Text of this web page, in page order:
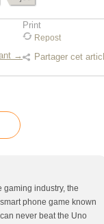
Print
Repost
Partager cet
→
gaming industry, the
phone game known
never beat the Uno